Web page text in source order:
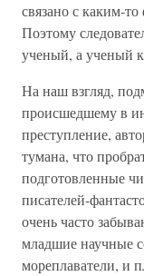
связано с каким-
Поэтому
ученый, а ученый
На наш взгляд,
происшедшему в
преступление,
тумана, что
подготовленные
писателей-
очень часто
младшие научные
мореплаватели, и